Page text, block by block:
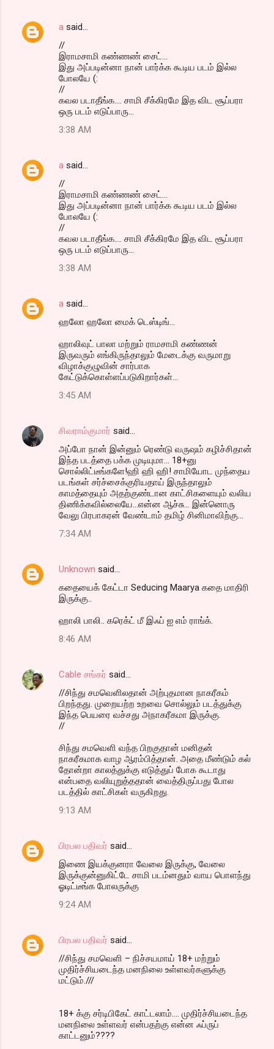
a said…
//
இராமசாமி கண்ணண் சைட்...
இது அப்படின்னா நான் பார்க்க கூடிய படம் இல்ல
போலயே (:
//
கவல படாதீங்க.... சாமி சீக்கிரமே இத விட சூப்பரா
ஒரு படம் எடுப்பாரு...
3:38 AM
a said…
//
இராமசாமி கண்ணண் சைட்...
இது அப்படின்னா நான் பார்க்க கூடிய படம் இல்ல
போலயே (:
//
கவல படாதீங்க.... சாமி சீக்கிரமே இத விட சூப்பரா
ஒரு படம் எடுப்பாரு...
3:38 AM
a said…
ஹலோ ஹலோ மைக் டெஸ்டிங்...
ஹாலிவுட் பாலா மற்றும் ராமசாமி கண்ணன்
இருவரும் எங்கிருந்தாலும் மேடைக்கு வருமாறு
விழாக்குழுவின் சார்பாக
கேட்டுக்கொள்ளப்படுகிறார்கள்...
3:45 AM
சிவராம்குமார் said…
அப்போ நான் இன்னும் ரெண்டு வருஷம் கழிச்சிதான்
இந்த படத்தை பக்க முடியுமா... 18+னு
சொல்லிட்டீங்களே!ஹி ஹி ஹி! சாமியோட முந்தைய
படங்கள் சர்ச்சைக்குரியதாய் இருந்தாலும்
காமத்தையும் அதற்குண்டான காட்சிகளையும் வலிய
திணிக்கவில்லையே...என்ன ஆச்சு... இன்னொரு
வேலு பிரபாகரன் வேண்டாம் தமிழ் சினிமாவிற்கு...
7:34 AM
Unknown said…
கதையைக் கேட்டா Seducing Maarya கதை மாதிரி
இருக்கு..
ஹாலி பாலி.. கரெக்ட் மீ இஃப் ஐ எம் ராங்க்.
8:46 AM
Cable சங்கர் said…
//சிந்து சமவெளிலதான் அற்புதமான நாகரீகம்
பிறந்தது. முறையற்ற உறவை சொல்லும் படத்துக்கு
இந்த பெயரை வச்சது அநாகரீகமா இருக்கு.
//
சிந்து சமவெளி வந்த பிறகுதான் மனிதன்
நாகரீகமாக வாழ ஆரம்பித்தான். அதை மீண்டும் கல்
தோன்றா காலத்துக்கு எடுத்துப் போக கூடாது
என்பதை வலியுறுத்ததான் வைத்திருப்பது போல
படத்தில் காட்சிகள் வருகிறது.
9:13 AM
பிரபல பதிவர் said…
இணை இயக்குனரா வேலை இருக்கு, வேலை
இருக்குன்னுகிட்டே சாமி படம்னதும் வாய பொளந்து
ஓடிட்டீங்க போலருக்கு
9:24 AM
பிரபல பதிவர் said…
//சிந்து சமவெளி – நிச்சயமாய் 18+ மற்றும்
முதிர்ச்சியடைந்த மனநிலை உள்ளவர்களுக்கு
மட்டும்.///
18+ க்கு சர்டிபிகேட் காட்ட‌லாம்.... முதிர்ச்சியடைந்த
மனநிலை உள்ளவர் என்ப‌த‌ற்கு என்ன‌ ஃப்ருப்
காட்ட‌னும்????